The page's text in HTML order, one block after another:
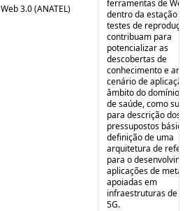
Web 3.0 (ANATEL)
ferramentas de
dentro da estação
testes de
contribuam para
potencializar as
descobertas de
conhecimento e
cenário de
âmbito do domínio
de saúde, como
para descrição dos
pressupostos
definição de uma
arquitetura de
para o
aplicações de
apoiadas em
infraestruturas de
5G.